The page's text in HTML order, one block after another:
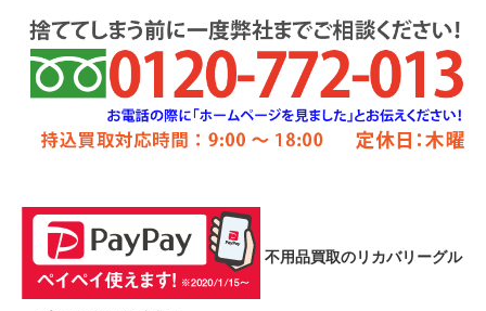
不用品買取のリカバリーグル